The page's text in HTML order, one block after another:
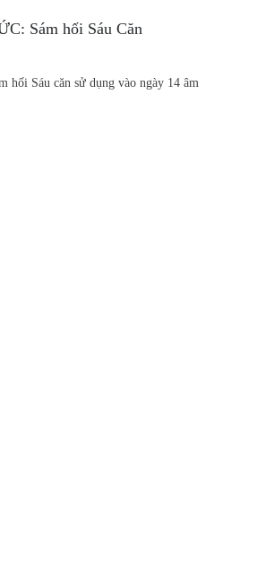
Sám hối Sáu Căn
hối Sáu căn sử dụng vào ngày 14 âm